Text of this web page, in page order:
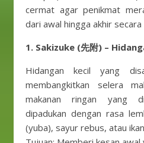
cermat agar penikmat
dari awal hingga akhir secara
1. Sakizuke (先附) –
Hidangan kecil yang
membangkitkan selera
makanan ringan yang
dipadukan dengan rasa
(yuba), sayur rebus, atau